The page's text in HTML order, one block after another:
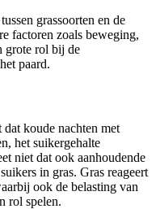
grassoorten en de
factoren zoals beweging,
grote rol bij de
paard.
koude nachten met
het suikergehalte
niet dat ook aanhoudende
in gras. Gras reageert
ook de belasting van
rol spelen.